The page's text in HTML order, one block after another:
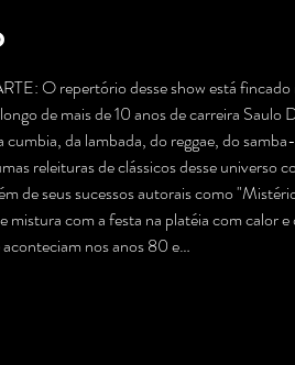
O repertório desse show está fincado
de mais de 10 anos de carreira
da lambada, do reggae, do
releituras de clássicos desse
de seus sucessos autorais como
mistura com a festa na platéia com calor
nos anos 80 e…